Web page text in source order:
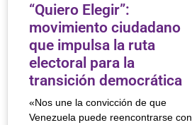
“Quiero Elegir”:
movimiento ciudadano
que impulsa la ruta
electoral para la
transición democrática
«Nos une la convicción de que
Venezuela puede reencontrarse con